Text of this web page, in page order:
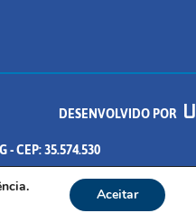
DESENVOLVIDO POR
- CEP: 35.574.530
Aceitar